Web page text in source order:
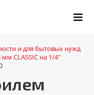
и для бытовых нужд
CLASSIC на 1/4"